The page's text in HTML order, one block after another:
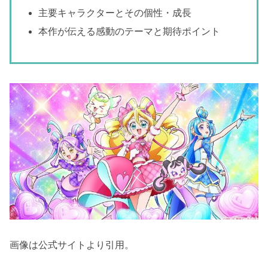
主要キャラクターとその個性・成長
本作が伝える感動のテーマと期待ポイント
画像は公式サイトより引用。